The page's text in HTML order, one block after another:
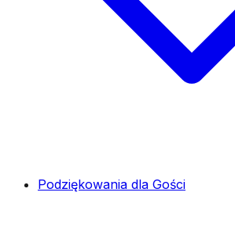
Podziękowania dla Gości